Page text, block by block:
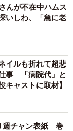
結婚相談所Presia）
っちゃり」（188
り」（7人）も含
を超え、婚活に
象となってい
んが不在中ハムス
いしわ、「急に老
イルも折れて超悲
事 「病院代」と
キャストに取材】
週チャン表紙 巻